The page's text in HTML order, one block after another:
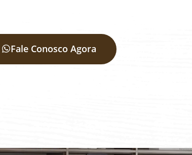
Fale Conosco Agora